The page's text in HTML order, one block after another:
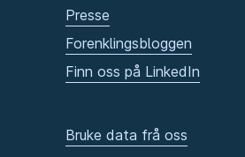
Presse
Forenklingsbloggen
Finn oss på LinkedIn
Bruke data frå oss